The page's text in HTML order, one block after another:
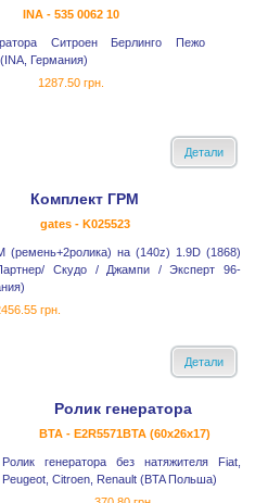
INA - 535 0062 10
Ситроен Берлинго Пежо
Германия)
1287.50 грн.
Детали
Комплект ГРМ
gates - K025523
(ремень+2ролика) на (140z) 1.9D (1868)
Скудо / Джампи / Эксперт 96-
грн.
Детали
Ролик генератора
BTA - E2R5571BTA (60x26x17)
Ролик генератора без натяжителя Fiat,
Peugeot, Citroen, Renault (BTA Польша)